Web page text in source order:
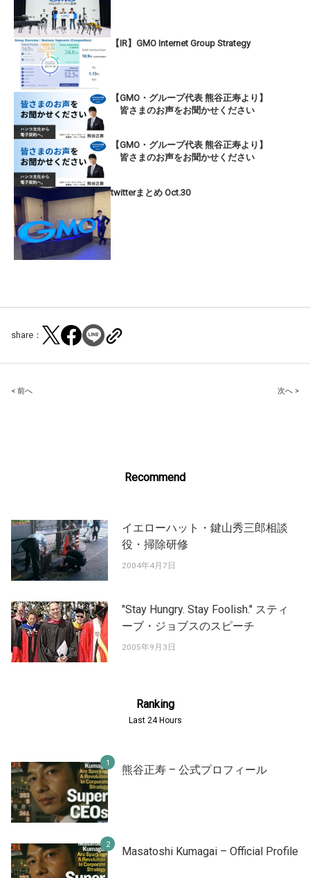
【IR】GMO Internet Group Strategy
【GMO・グループ代表 熊谷正寿より】
皆さまのお声をお聞かせください
【GMO・グループ代表 熊谷正寿より】
皆さまのお声をお聞かせください
twitterまとめ Oct.30
share：
Post
< 前へ 次へ >
Recommend
イエローハット・鍵山秀三郎相談
役・掃除研修
2004年4月7日
"Stay Hungry. Stay Foolish." スティ
ーブ・ジョブスのスピーチ
2005年9月3日
Ranking
Last 24 Hours
熊谷正寿 – 公式プロフィール
Masatoshi Kumagai – Official Profile